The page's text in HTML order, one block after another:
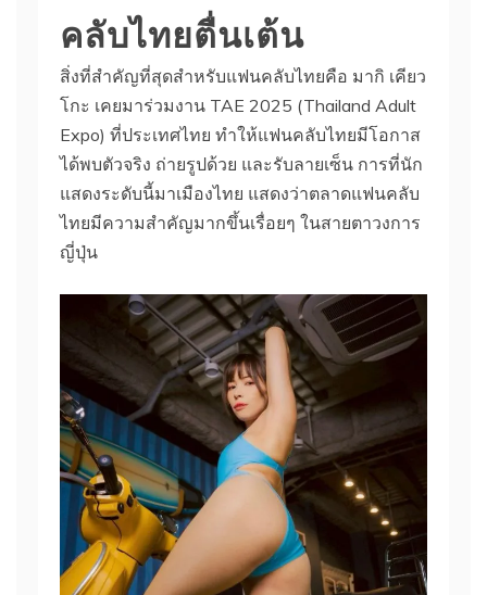
คลับไทยตื่นเต้น
สิ่งที่สำคัญที่สุดสำหรับแฟนคลับไทยคือ มากิ เคียว
โกะ เคยมาร่วมงาน TAE 2025 (Thailand Adult
Expo) ที่ประเทศไทย ทำให้แฟนคลับไทยมีโอกาส
ได้พบตัวจริง ถ่ายรูปด้วย และรับลายเซ็น การที่นัก
แสดงระดับนี้มาเมืองไทย แสดงว่าตลาดแฟนคลับ
ไทยมีความสำคัญมากขึ้นเรื่อยๆ ในสายตาวงการ
ญี่ปุ่น